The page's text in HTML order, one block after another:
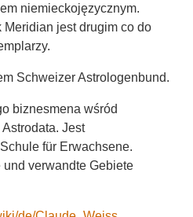
niemieckojęzycznym.
jest drugim co do
Schweizer Astrologenbund.
biznesmena wśród
Astrodata. Jest
für Erwachsene.
verwandte Gebiete